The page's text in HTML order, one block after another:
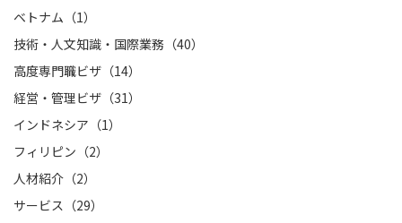
ベトナム（1）
技術・人文知識・国際業務（40）
高度専門職ビザ（14）
経営・管理ビザ（31）
インドネシア（1）
フィリピン（2）
人材紹介（2）
サービス（29）